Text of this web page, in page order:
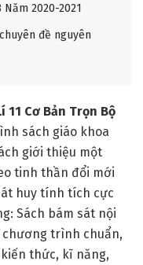
Năm 2020-2021
đề nguyên
11 Cơ Bản Trọn Bộ
sách giáo khoa
giới thiệu một
tinh thần đổi mới
huy tính tích cực
Sách bám sát nội
chương trình chuẩn,
thức, kĩ năng,